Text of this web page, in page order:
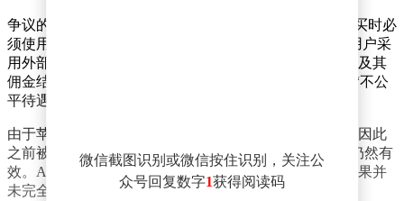
争议的核心在于苹果要求所有应用开发者在数字商品购买时必
须使用其应用内支付系统（IAP），并禁止开发者引导用户采
用外部支付方式。ACM及法院均认为，苹果的这一规定及其
佣金结构对荷兰市场上运营的约会类应用开发者构成了“不公
平待遇”。
由于苹果未能完全遵守ACM在2022年提出的整改措施，因此
之前被处以的5000万欧元（约合4.14亿元人民币）罚款仍然有
效。ACM曾明确要求苹果调整其应用内支付规则，但苹果并
未完全达到这些要求。
微信截图识别或微信按住识别，关注公
众号回复数字1获得阅读码